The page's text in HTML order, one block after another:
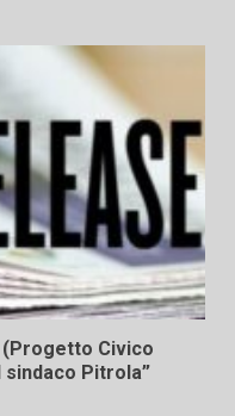
(Progetto Civico
sindaco Pitrola”